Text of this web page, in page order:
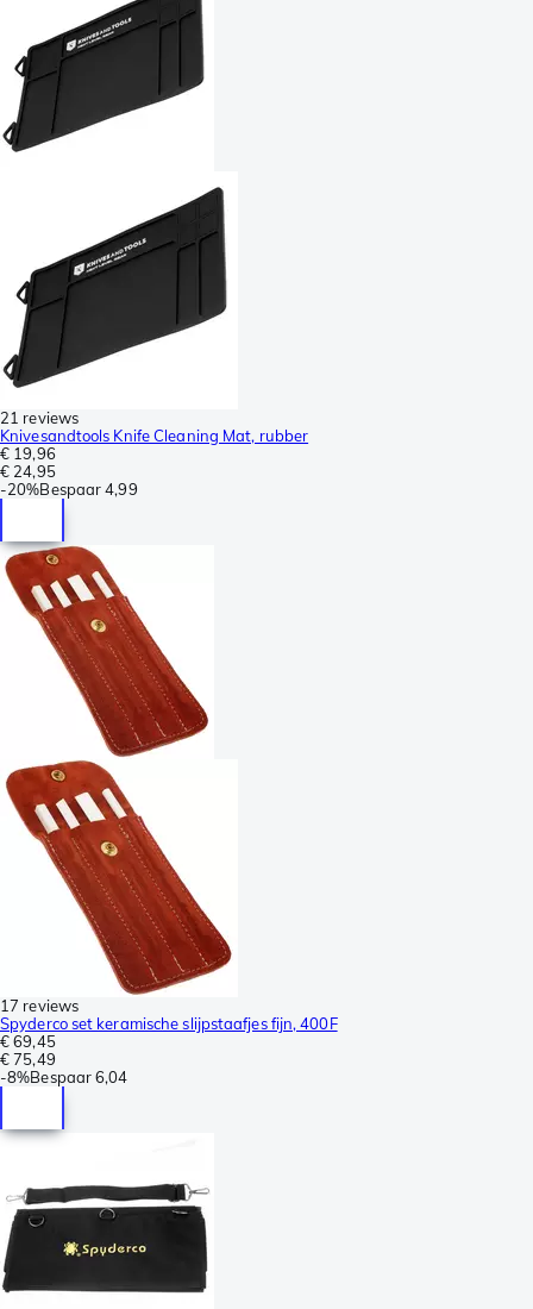
21 reviews
Knivesandtools Knife Cleaning Mat, rubber
€ 19,96
€ 24,95
-20%Bespaar 4,99
17 reviews
Spyderco set keramische slijpstaafjes fijn, 400F
€ 69,45
€ 75,49
-8%Bespaar6,04